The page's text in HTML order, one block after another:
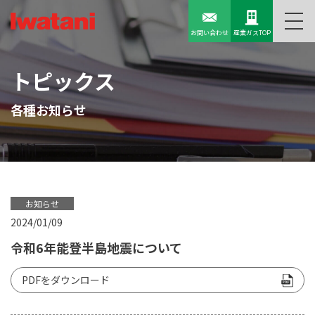
お問い合わせ 産業ガスTOP
トピックス
各種お知らせ
お知らせ
2024/01/09
令和6年能登半島地震について
PDFをダウンロード